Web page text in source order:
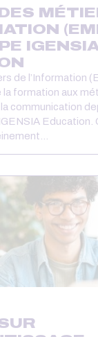
de l’Information
formation aux
communication
Education.